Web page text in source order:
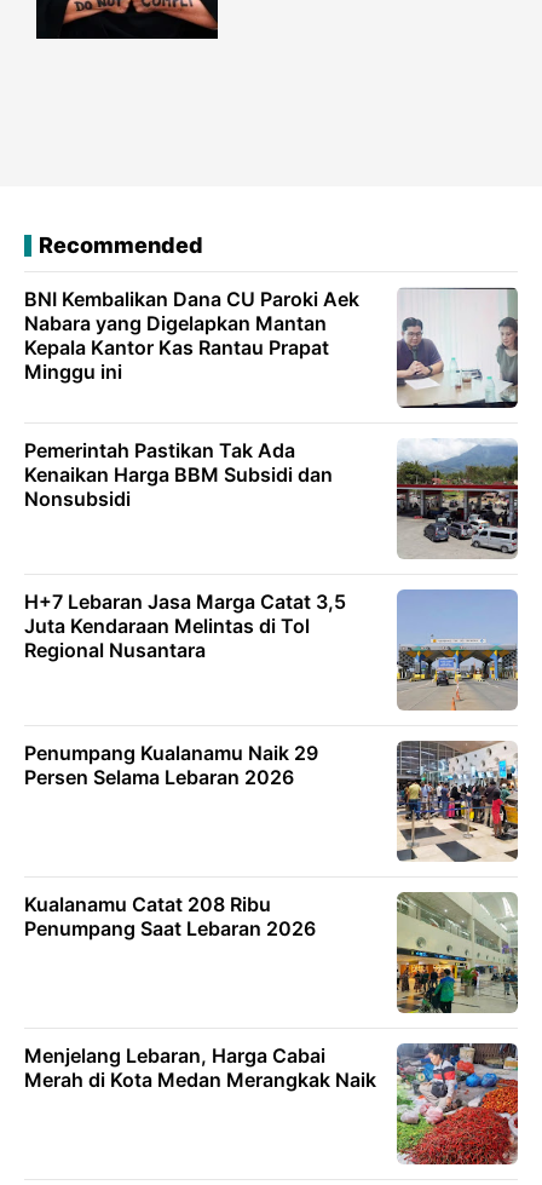
Recommended
BNI Kembalikan Dana CU Paroki Aek
Nabara yang Digelapkan Mantan
Kepala Kantor Kas Rantau Prapat
Minggu ini
Pemerintah Pastikan Tak Ada
Kenaikan Harga BBM Subsidi dan
Nonsubsidi
H+7 Lebaran Jasa Marga Catat 3,5
Juta Kendaraan Melintas di Tol
Regional Nusantara
Penumpang Kualanamu Naik 29
Persen Selama Lebaran 2026
Kualanamu Catat 208 Ribu
Penumpang Saat Lebaran 2026
Menjelang Lebaran, Harga Cabai
Merah di Kota Medan Merangkak Naik